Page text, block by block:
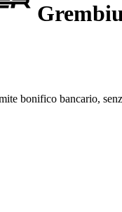
bonifico bancario,